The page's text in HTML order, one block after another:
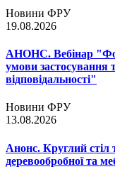
Новини ФРУ
19.08.2026
АНОНС. Вебінар
умови застосування
відповідальності"
Новини ФРУ
13.08.2026
Анонс. Круглий
деревообробної та